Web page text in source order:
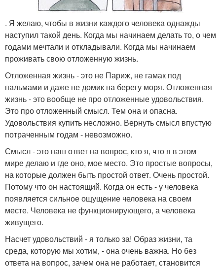
. Я желаю, чтобы в жизни каждого человека однажды
наступил такой день. Когда мы начинаем делать то, о чем
годами мечтали и откладывали. Когда мы начинаем
проживать свою отложенную жизнь.
Отложенная жизнь - это не Париж, не гамак под
пальмами и даже не домик на берегу моря. Отложенная
жизнь - это вообще не про отложенные удовольствия.
Это про отложенный смысл. Тем она и опасна.
Удовольствия купить несложно. Вернуть смысл впустую
потраченным годам - невозможно.
Смысл - это наш ответ на вопрос, кто я, что я в этом
мире делаю и где оно, мое место. Это простые вопросы,
на которые должен быть простой ответ. Очень простой.
Потому что он настоящий. Когда он есть - у человека
появляется сильное ощущение человека на своем
месте. Человека не функционирующего, а человека
живущего.
Насчет удовольствий - я только за! Образ жизни, та
среда, которую мы хотим, - она очень важна. Но без
ответа на вопрос, зачем она не работает, становится